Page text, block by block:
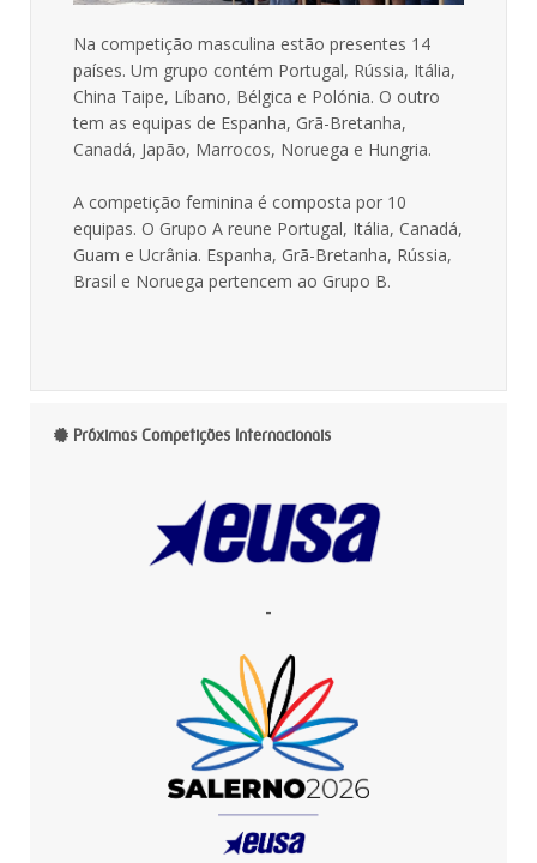
Na competição masculina estão presentes 14
países. Um grupo contém Portugal, Rússia, Itália,
China Taipe, Líbano, Bélgica e Polónia. O outro
tem as equipas de Espanha, Grã-Bretanha,
Canadá, Japão, Marrocos, Noruega e Hungria.
A competição feminina é composta por 10
equipas. O Grupo A reune Portugal, Itália, Canadá,
Guam e Ucrânia. Espanha, Grã-Bretanha, Rússia,
Brasil e Noruega pertencem ao Grupo B.
Próximas Competições Internacionais
-